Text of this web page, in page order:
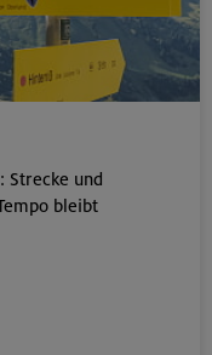
für 8-12 Jährige
für 8-12 Jährige
Strecke und
bleibt